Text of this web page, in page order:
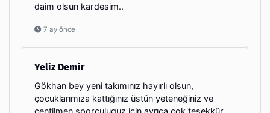
daim olsun kardesim..
7 ay önce
Yeliz Demir
Gökhan bey yeni takımınız hayırlı olsun,
çocuklarımıza kattığınız üstün yeteneğiniz ve
centilmen sporculuguz için ayrıca çok teşekkür